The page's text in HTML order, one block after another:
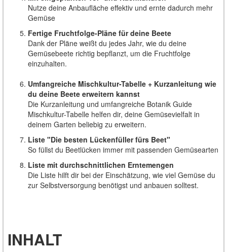
Nutze deine Anbaufläche effektiv und ernte dadurch mehr
Gemüse
Fertige Fruchtfolge-Pläne für deine Beete
Dank der Pläne weißt du jedes Jahr, wie du deine
Gemüsebeete richtig bepflanzt, um die Fruchtfolge
einzuhalten.
Umfangreiche Mischkultur-Tabelle + Kurzanleitung wie
du deine Beete erweitern kannst
Die Kurzanleitung und umfangreiche Botanik Guide
Mischkultur-Tabelle helfen dir, deine Gemüsevielfalt in
deinem Garten beliebig zu erweitern.
Liste "Die besten Lückenfüller fürs Beet"
So füllst du Beetlücken immer mit passenden Gemüsearten
Liste mit durchschnittlichen Erntemengen
Die Liste hilft dir bei der Einschätzung, wie viel Gemüse du
zur Selbstversorgung benötigst und anbauen solltest.
INHALT